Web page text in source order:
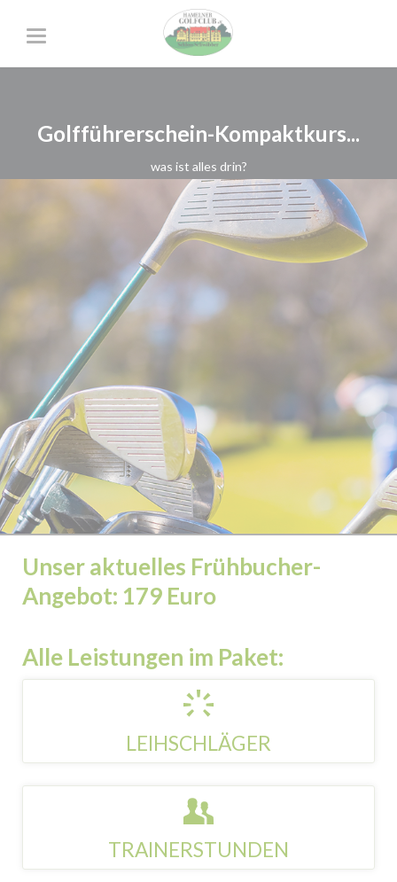
Golfführerschein-Kompaktkurs...
was ist alles drin?
Unser aktuelles Frühbucher-
Angebot: 179 Euro
Alle Leistungen im Paket:
Set mit Tasche (gegen Kaution).
Golfclubs mit unserem Pro.